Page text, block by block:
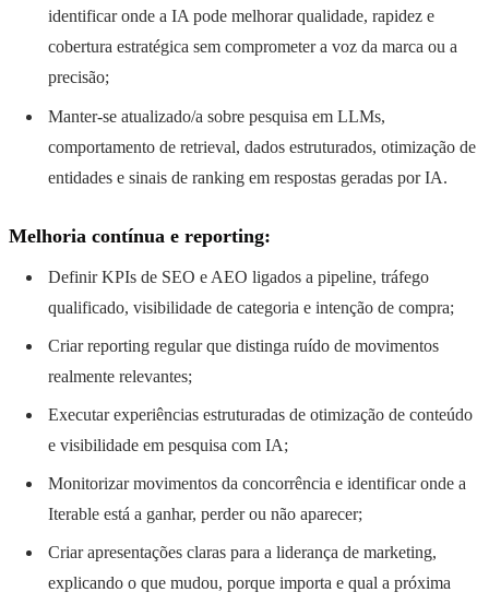
identificar onde a IA pode melhorar qualidade, rapidez e
cobertura estratégica sem comprometer a voz da marca ou a
precisão;
Manter-se atualizado/a sobre pesquisa em LLMs,
comportamento de retrieval, dados estruturados, otimização de
entidades e sinais de ranking em respostas geradas por IA.
Melhoria contínua e reporting:
Definir KPIs de SEO e AEO ligados a pipeline, tráfego
qualificado, visibilidade de categoria e intenção de compra;
Criar reporting regular que distinga ruído de movimentos
realmente relevantes;
Executar experiências estruturadas de otimização de conteúdo
e visibilidade em pesquisa com IA;
Monitorizar movimentos da concorrência e identificar onde a
Iterable está a ganhar, perder ou não aparecer;
Criar apresentações claras para a liderança de marketing,
explicando o que mudou, porque importa e qual a próxima